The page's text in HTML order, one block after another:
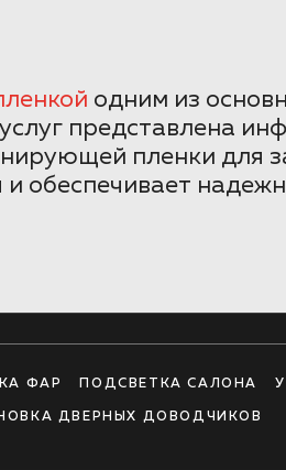
одним из
представлена
пленки для
обеспечивает
ФАР ПОДСВЕТКА САЛОНА
ДВЕРНЫХ ДОВОДЧИКОВ